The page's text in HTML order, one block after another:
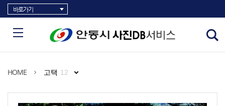
바로가기
HOME 고택 12